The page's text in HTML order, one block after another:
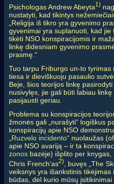
Psichologas Andrew Abeyta1)
nustatyti, kad tikintys
„Religija iš tikro yra gyvenimo
gyvenimai yra suplanuoti, kad
tikėti NSO konspiracijomis ir
linkę didesniam gyvenimo
prasmę.“
Tuo tarpu Friburgo un-to tyrimas
tiesa ir dieviškuoju pasaulio
Beje, šios teorijos linkę
nusivylęs, jie gali būti labiau
pasijausti geriau.
Problema su konspiracijos
žmonės gali „nurašyti“ logiškus
konspiracijų apie NSO
Ruzvelo incidento“ nuolaužas
apie NSO avariją – ir ta
zonosbazėje) išplito per knygas,
Chris French‘as2), buvęs „The
veiksnys yra išankstinis tikėjimas
būdas, dėl kurio mūsų